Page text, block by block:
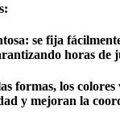
se fija
horas de
formas, los colores
y mejoran la